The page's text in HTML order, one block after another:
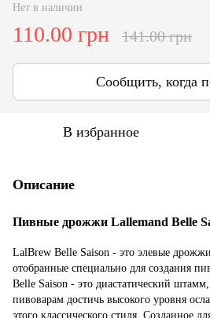
Нет в наличии
110.00 грн 141.00 грн
Сообщить, когда
В избранное
Описание
Пивные дрожжи Lallemand Belle
LalBrew Belle Saison - это элевые дрожжи
отобранные специально для создания
Belle Saison - это диастатический
пивоварам достичь высокого уровня
этого классического стиля. Созданное